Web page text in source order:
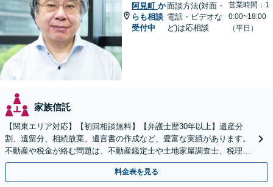
阿見町 か
らも相談
受付中
面談方法(対面・
電話・ビデオな
ど)は応相談
営業時間：1
0:00~18:00
（平日）
家族信託
【関東エリア対応】【初回相談無料】【弁護士歴30年以上】遺産分
割、遺留分、相続放棄、遺言書の作成など、豊富な実績があります。
不動産や税金が絡む問題は、不動産鑑定士や土地家屋調査士、税理士
と提携【事前予約で、休日・夜間面談可】【WEB面談可】
料金表を見る